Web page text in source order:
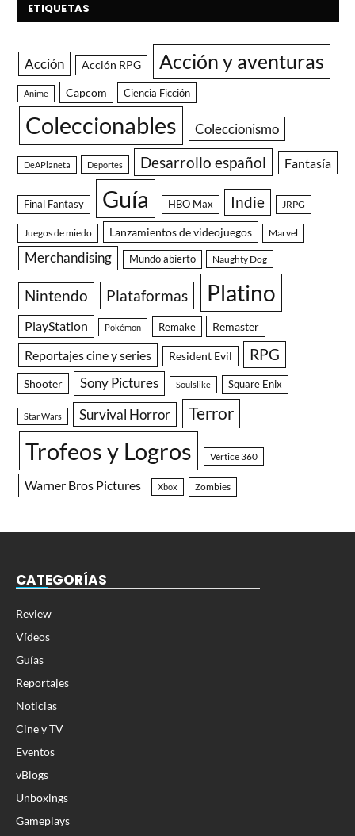
ETIQUETAS
Acción Acción RPG Acción y aventuras
Anime Capcom Ciencia Ficción
Coleccionables Coleccionismo
DeAPlaneta Deportes Desarrollo español Fantasía
Final Fantasy Guía HBO Max Indie JRPG
Juegos de miedo Lanzamientos de videojuegos Marvel
Merchandising Mundo abierto Naughty Dog
Nintendo Plataformas Platino
PlayStation Pokémon Remake Remaster
Reportajes cine y series Resident Evil RPG
Shooter Sony Pictures Soulslike Square Enix
Star Wars Survival Horror Terror
Trofeos y Logros Vértice 360
Warner Bros Pictures Xbox Zombies
CATEGORÍAS
Review
Vídeos
Guías
Reportajes
Noticias
Cine y TV
Eventos
vBlogs
Unboxings
Gameplays